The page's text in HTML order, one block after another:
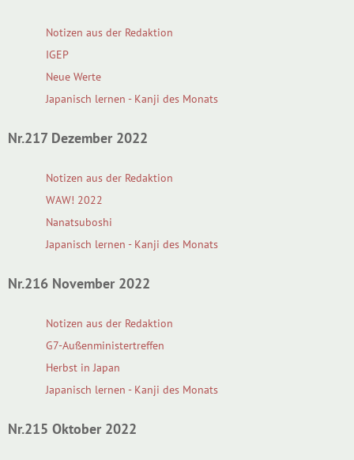
Notizen aus der Redaktion
IGEP
Neue Werte
Japanisch lernen - Kanji des Monats
Nr.217 Dezember 2022
Notizen aus der Redaktion
WAW! 2022
Nanatsuboshi
Japanisch lernen - Kanji des Monats
Nr.216 November 2022
Notizen aus der Redaktion
G7-Außenministertreffen
Herbst in Japan
Japanisch lernen - Kanji des Monats
Nr.215 Oktober 2022